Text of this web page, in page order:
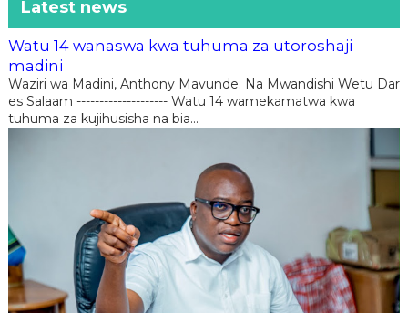
Latest news
Watu 14 wanaswa kwa tuhuma za utoroshaji
madini
Waziri wa Madini, Anthony Mavunde. Na Mwandishi Wetu Dar
es Salaam -------------------- Watu 14 wamekamatwa kwa
tuhuma za kujihusisha na bia...